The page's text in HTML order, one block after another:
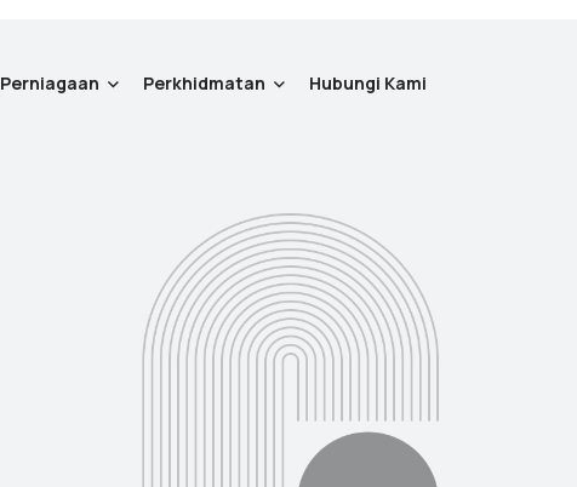
Perniagaan Perkhidmatan Hubungi Kami